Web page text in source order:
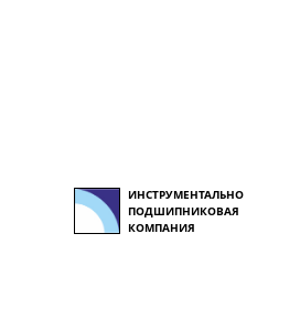
ИНСТРУМЕНТАЛЬНО
ПОДШИПНИКОВАЯ
КОМПАНИЯ